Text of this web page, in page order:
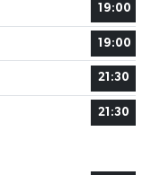
19:00
19:00
21:30
21:30